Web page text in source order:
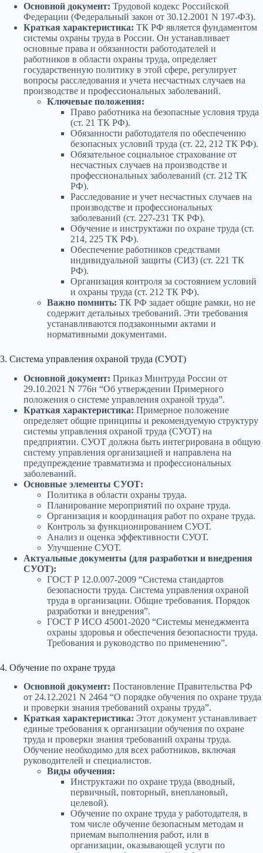
Основной документ: Трудовой кодекс Российской
Федерации (Федеральный закон от 30.12.2001 N 197-ФЗ).
Краткая характеристика: ТК РФ является фундаментом
системы охраны труда в России. Он устанавливает
основные права и обязанности работодателей и
работников в области охраны труда, определяет
государственную политику в этой сфере, регулирует
вопросы расследования и учета несчастных случаев на
производстве и профессиональных заболеваний.
Ключевые положения:
Право работника на безопасные условия труда
(ст. 21 ТК РФ).
Обязанности работодателя по обеспечению
безопасных условий труда (ст. 22, 212 ТК РФ).
Обязательное социальное страхование от
несчастных случаев на производстве и
профессиональных заболеваний (ст. 212 ТК
РФ).
Расследование и учет несчастных случаев на
производстве и профессиональных
заболеваний (ст. 227-231 ТК РФ).
Обучение и инструктажи по охране труда (ст.
214, 225 ТК РФ).
Обеспечение работников средствами
индивидуальной защиты (СИЗ) (ст. 221 ТК
РФ).
Организация контроля за состоянием условий
и охраны труда (ст. 212 ТК РФ).
Важно помнить: ТК РФ задает общие рамки, но не
содержит детальных требований. Эти требования
устанавливаются подзаконными актами и
нормативными документами.
3. Система управления охраной труда (СУОТ)
Основной документ: Приказ Минтруда России от
29.10.2021 N 776н “Об утверждении Примерного
положения о системе управления охраной труда”.
Краткая характеристика: Примерное положение
определяет общие принципы и рекомендуемую структуру
системы управления охраной труда (СУОТ) на
предприятии. СУОТ должна быть интегрирована в общую
систему управления организацией и направлена на
предупреждение травматизма и профессиональных
заболеваний.
Основные элементы СУОТ:
Политика в области охраны труда.
Планирование мероприятий по охране труда.
Организация и координация работ по охране труда.
Контроль за функционированием СУОТ.
Анализ и оценка эффективности СУОТ.
Улучшение СУОТ.
Актуальные документы (для разработки и внедрения
СУОТ):
ГОСТ Р 12.0.007-2009 “Система стандартов
безопасности труда. Система управления охраной
труда в организации. Общие требования. Порядок
разработки и внедрения”.
ГОСТ Р ИСО 45001-2020 “Системы менеджмента
охраны здоровья и обеспечения безопасности труда.
Требования и руководство по применению”.
4. Обучение по охране труда
Основной документ: Постановление Правительства РФ
от 24.12.2021 N 2464 “О порядке обучения по охране труда
и проверки знания требований охраны труда”.
Краткая характеристика: Этот документ устанавливает
единые требования к организации обучения по охране
труда и проверки знания требований охраны труда.
Обучение необходимо для всех работников, включая
руководителей и специалистов.
Виды обучения:
Инструктажи по охране труда (вводный,
первичный, повторный, внеплановый,
целевой).
Обучение по охране труда у работодателя, в
том числе обучение безопасным методам и
приемам выполнения работ, или в
организации, оказывающей услуги по